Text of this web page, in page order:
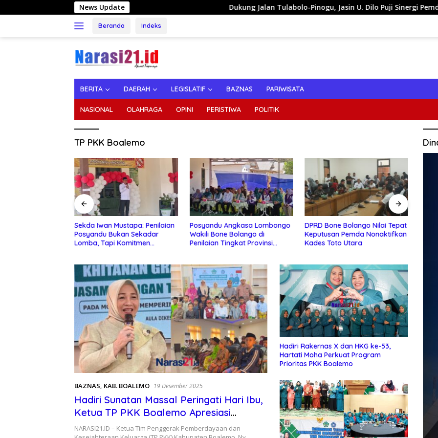
ke
News Update Dukung Jalan Tulabolo-Pinogu, Jasin U. Dilo Puji Sinergi Pemda Bone Bolango
Beranda Indeks
BERITA DAERAH LEGISLATIF BAZNAS PARIWISATA
NASIONAL OLAHRAGA OPINI PERISTIWA POLITIK
TP PKK Boalemo
Sekda Iwan Mustapa: Penilaian
Posyandu Bukan Sekadar
Lomba, Tapi Komitmen
Posyandu Angkasa Lombongo
Wakili Bone Bolango di
Penilaian Tingkat Provinsi
DPRD Bone Bolango Nilai Tepat
Keputusan Pemda Nonaktifkan
Kades Toto Utara
TK
BAZNAS, KAB. BOALEMO 19 Desember 2025
Hadiri Sunatan Massal Peringati Hari Ibu,
Ketua TP PKK Boalemo Apresiasi
BAZNAS
NARASI21.ID – Ketua Tim Penggerak Pemberdayaan dan
Hadiri Rakernas X dan HKG ke-53,
Hartati Moha Perkuat Program
Prioritas PKK Boalemo